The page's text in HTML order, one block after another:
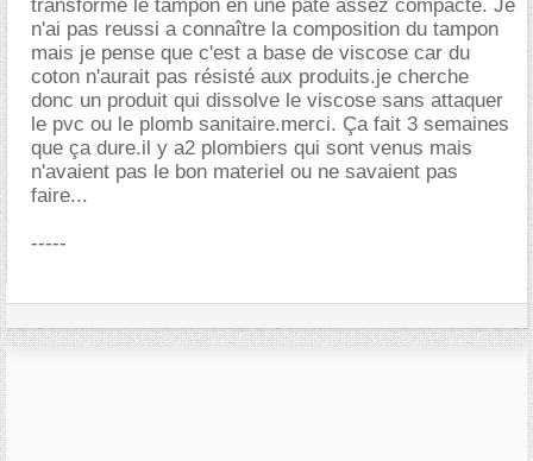
transformé le tampon en une pâte assez compacte. Je
n'ai pas reussi a connaître la composition du tampon
mais je pense que c'est a base de viscose car du
coton n'aurait pas résisté aux produits.je cherche
donc un produit qui dissolve le viscose sans attaquer
le pvc ou le plomb sanitaire.merci. Ça fait 3 semaines
que ça dure.il y a2 plombiers qui sont venus mais
n'avaient pas le bon materiel ou ne savaient pas
faire...
-----